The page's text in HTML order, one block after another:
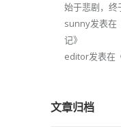
始于悲剧，终
sunny发表在
记》
editor发表在
文章归档